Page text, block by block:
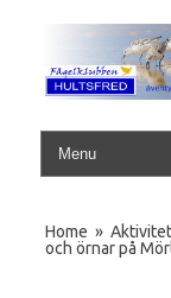
Home »
och örnar på